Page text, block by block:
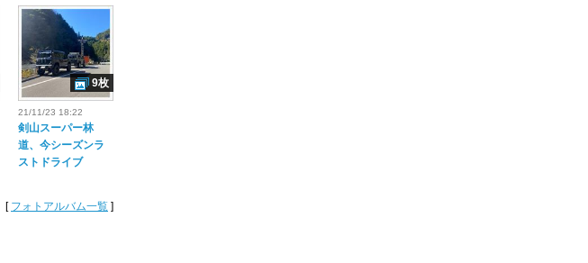
21/11/23 18:22
剣山スーパー林
道、今シーズンラ
ストドライブ
9枚
[ フォトアルバム一覧 ]